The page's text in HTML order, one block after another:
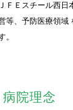
ＦＥスチール西日
等、予防医療領域
。
病院理念